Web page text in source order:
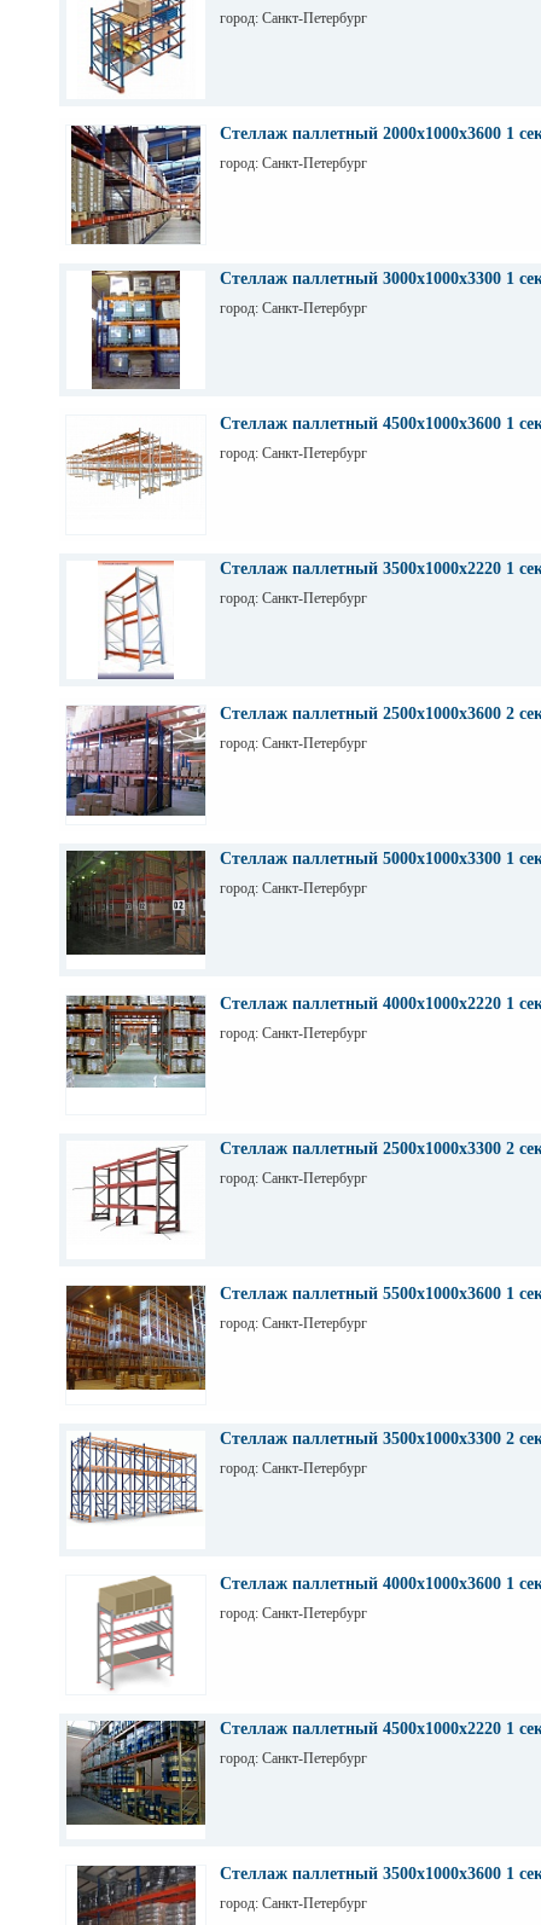
город: Санкт-Петербург
Стеллаж паллетный 2000х1000х3600 1
город: Санкт-Петербург
Стеллаж паллетный 3000х1000х3300 1
город: Санкт-Петербург
Стеллаж паллетный 4500х1000х3600 1
город: Санкт-Петербург
Стеллаж паллетный 3500х1000х2220 1
город: Санкт-Петербург
Стеллаж паллетный 2500х1000х3600 2
город: Санкт-Петербург
Стеллаж паллетный 5000х1000х3300 1
город: Санкт-Петербург
Стеллаж паллетный 4000х1000х2220 1
город: Санкт-Петербург
Стеллаж паллетный 2500х1000х3300 2
город: Санкт-Петербург
Стеллаж паллетный 5500х1000х3600 1
город: Санкт-Петербург
Стеллаж паллетный 3500х1000х3300 2
город: Санкт-Петербург
Стеллаж паллетный 4000х1000х3600 1
город: Санкт-Петербург
Стеллаж паллетный 4500х1000х2220 1
город: Санкт-Петербург
Стеллаж паллетный 3500х1000х3600 1
город: Санкт-Петербург